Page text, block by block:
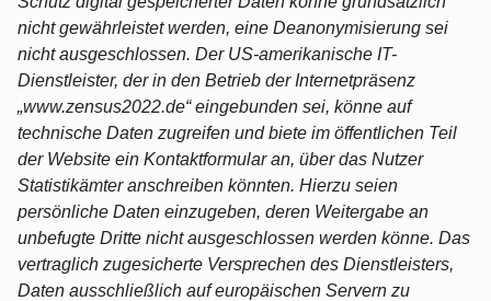
nicht gewährleistet werden, eine Deanonymisierung sei
nicht ausgeschlossen. Der US-amerikanische IT-
Dienstleister, der in den Betrieb der Internetpräsenz
„www.zensus2022.de“ eingebunden sei, könne auf
technische Daten zugreifen und biete im öffentlichen Teil
der Website ein Kontaktformular an, über das Nutzer
Statistikämter anschreiben könnten. Hierzu seien
persönliche Daten einzugeben, deren Weitergabe an
unbefugte Dritte nicht ausgeschlossen werden könne. Das
vertraglich zugesicherte Versprechen des Dienstleisters,
Daten ausschließlich auf europäischen Servern zu